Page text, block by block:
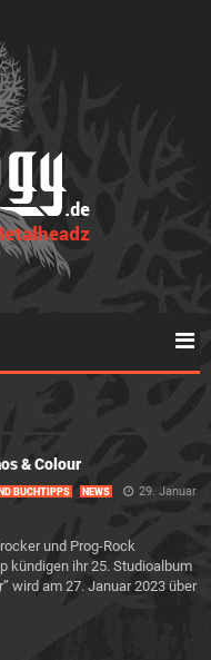
& Colour
BUCHTIPPS NEWS
29. Januar
und Prog-Rock
kündigen ihr 25. Studioalbum
wird am 27. Januar 2023 über